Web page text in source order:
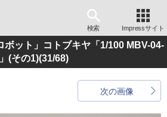
検索 Impressサイト
ボット」コトブキヤ「1/100 MBV-04-
(その1)(31/68)
次の画像